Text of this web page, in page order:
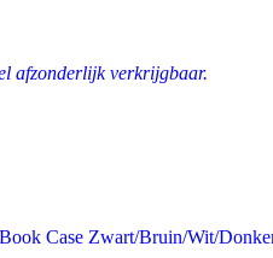
afzonderlijk verkrijgbaar.